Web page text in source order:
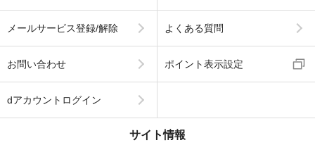
メールサービス登録/解除 よくある質問
お問い合わせ ポイント表示設定
dアカウントログイン
サイト情報